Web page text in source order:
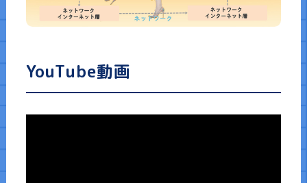
書籍一覧
お知らせ・コラム
YouTube動画